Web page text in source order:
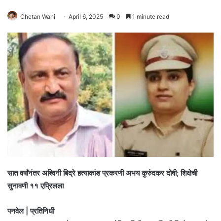
Chetan Wani April 6, 2025 0 1 minute read
सात वर्षांनंतर अश्विनी बिद्रे हत्याकांड प्रकरणी अभय कुरुंदकर दोषी; शिक्षेची
सुनावणी ११ एप्रिलला
पनवेल | प्रतिनिधी